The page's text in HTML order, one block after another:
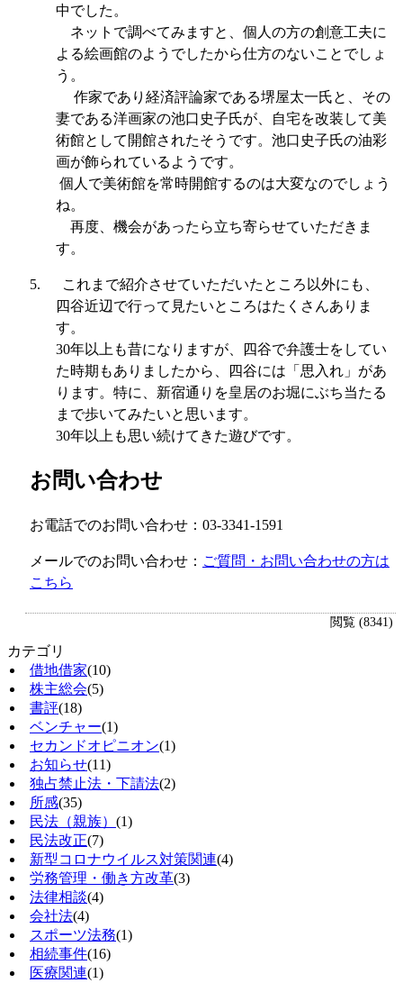
中でした。
ネットで調べてみますと、個人の方の創意工夫に
よる絵画館のようでしたから仕方のないことでしょ
う。
作家であり経済評論家である堺屋太一氏と、その
妻である洋画家の池口史子氏が、自宅を改装して美
術館として開館されたそうです。池口史子氏の油彩
画が飾られているようです。
個人で美術館を常時開館するのは大変なのでしょう
ね。
再度、機会があったら立ち寄らせていただきま
す。
5.
これまで紹介させていただいたところ以外にも、
四谷近辺で行って見たいところはたくさんありま
す。
30年以上も昔になりますが、四谷で弁護士をしてい
た時期もありましたから、四谷には「思入れ」があ
ります。特に、新宿通りを皇居のお堀にぶち当たる
まで歩いてみたいと思います。
30年以上も思い続けてきた遊びです。
お問い合わせ
お電話でのお問い合わせ：03-3341-1591
メールでのお問い合わせ： ご質問・お問い合わせの方は
こちら
閲覧 (8341)
カテゴリ
借地借家(10)
株主総会(5)
書評(18)
ベンチャー(1)
セカンドオピニオン(1)
お知らせ(11)
独占禁止法・下請法(2)
所感(35)
民法（親族） (1)
民法改正(7)
新型コロナウイルス対策関連(4)
労務管理・働き方改革(3)
法律相談(4)
会社法(4)
スポーツ法務(1)
相続事件(16)
医療関連(1)